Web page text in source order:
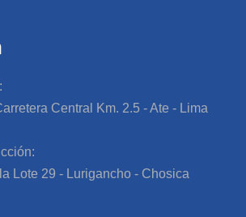
Central Km. 2.5 - Ate - Lima
Lote 29 - Lurigancho - Chosica